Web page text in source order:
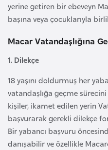
yerine getiren bir ebeveyn
başına veya çocuklarıyla
Macar Vatandaşlığına
1. Dilekçe
18 yaşını doldurmuş her
vatandaşlığa geçme
kişiler, ikamet edilen yerin
başvurarak gerekli dilekçe
Bir yabancı başvuru
danışabilir ve özellikle
B
u
g
a
i
s
t
a
n